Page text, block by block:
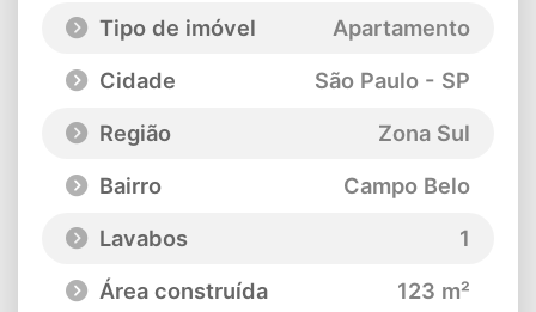
Tipo de imóvel
Apartamento
Cidade
São Paulo - SP
Região
Zona Sul
Bairro
Campo Belo
Lavabos
1
Área construída
123 m²